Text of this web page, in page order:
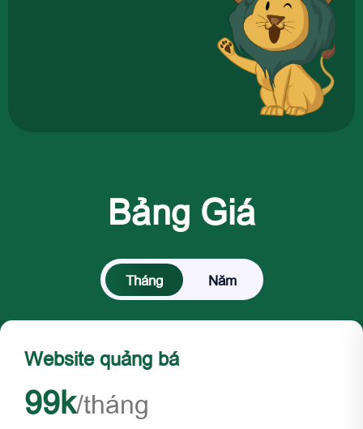
Bảng Giá
Tháng Năm
Website quảng bá
99k/tháng